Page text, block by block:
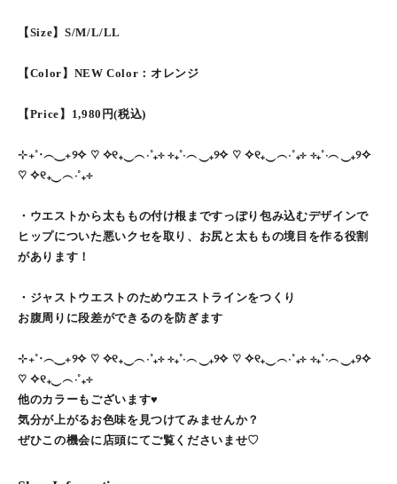
【Size】S/M/L/LL
【Color】NEW Color：オレンジ
【Price】1,980円(税込)
⊹₊˚‧︵‿₊୨✧ ♡ ✧୧₊‿︵‧˚₊⊹ ⊹₊˚‧︵‿₊୨✧ ♡ ✧୧₊‿︵‧˚₊⊹ ⊹₊˚‧︵‿₊୨✧
♡ ✧୧₊‿︵‧˚₊⊹
・ウエストから太ももの付け根まですっぽり包み込むデザインで
ヒップについた悪いクセを取り、お尻と太ももの境目を作る役割
があります！
・ジャストウエストのためウエストラインをつくり
お腹周りに段差ができるのを防ぎます
⊹₊˚‧︵‿₊୨✧ ♡ ✧୧₊‿︵‧˚₊⊹ ⊹₊˚‧︵‿₊୨✧ ♡ ✧୧₊‿︵‧˚₊⊹ ⊹₊˚‧︵‿₊୨✧
♡ ✧୧₊‿︵‧˚₊⊹
他のカラーもございます♥
気分が上がるお色味を見つけてみませんか？
ぜひこの機会に店頭にてご覧くださいませ♡